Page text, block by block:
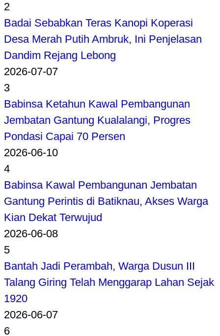
2
Badai Sebabkan Teras Kanopi Koperasi
Desa Merah Putih Ambruk, Ini Penjelasan
Dandim Rejang Lebong
2026-07-07
3
Babinsa Ketahun Kawal Pembangunan
Jembatan Gantung Kualalangi, Progres
Pondasi Capai 70 Persen
2026-06-10
4
Babinsa Kawal Pembangunan Jembatan
Gantung Perintis di Batiknau, Akses Warga
Kian Dekat Terwujud
2026-06-08
5
Bantah Jadi Perambah, Warga Dusun III
Talang Giring Telah Menggarap Lahan Sejak
1920
2026-06-07
6